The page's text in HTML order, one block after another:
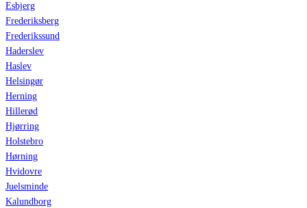
Esbjerg
Frederiksberg
Frederikssund
Haderslev
Haslev
Helsingør
Herning
Hillerød
Hjørring
Holstebro
Hørning
Hvidovre
Juelsminde
Kalundborg